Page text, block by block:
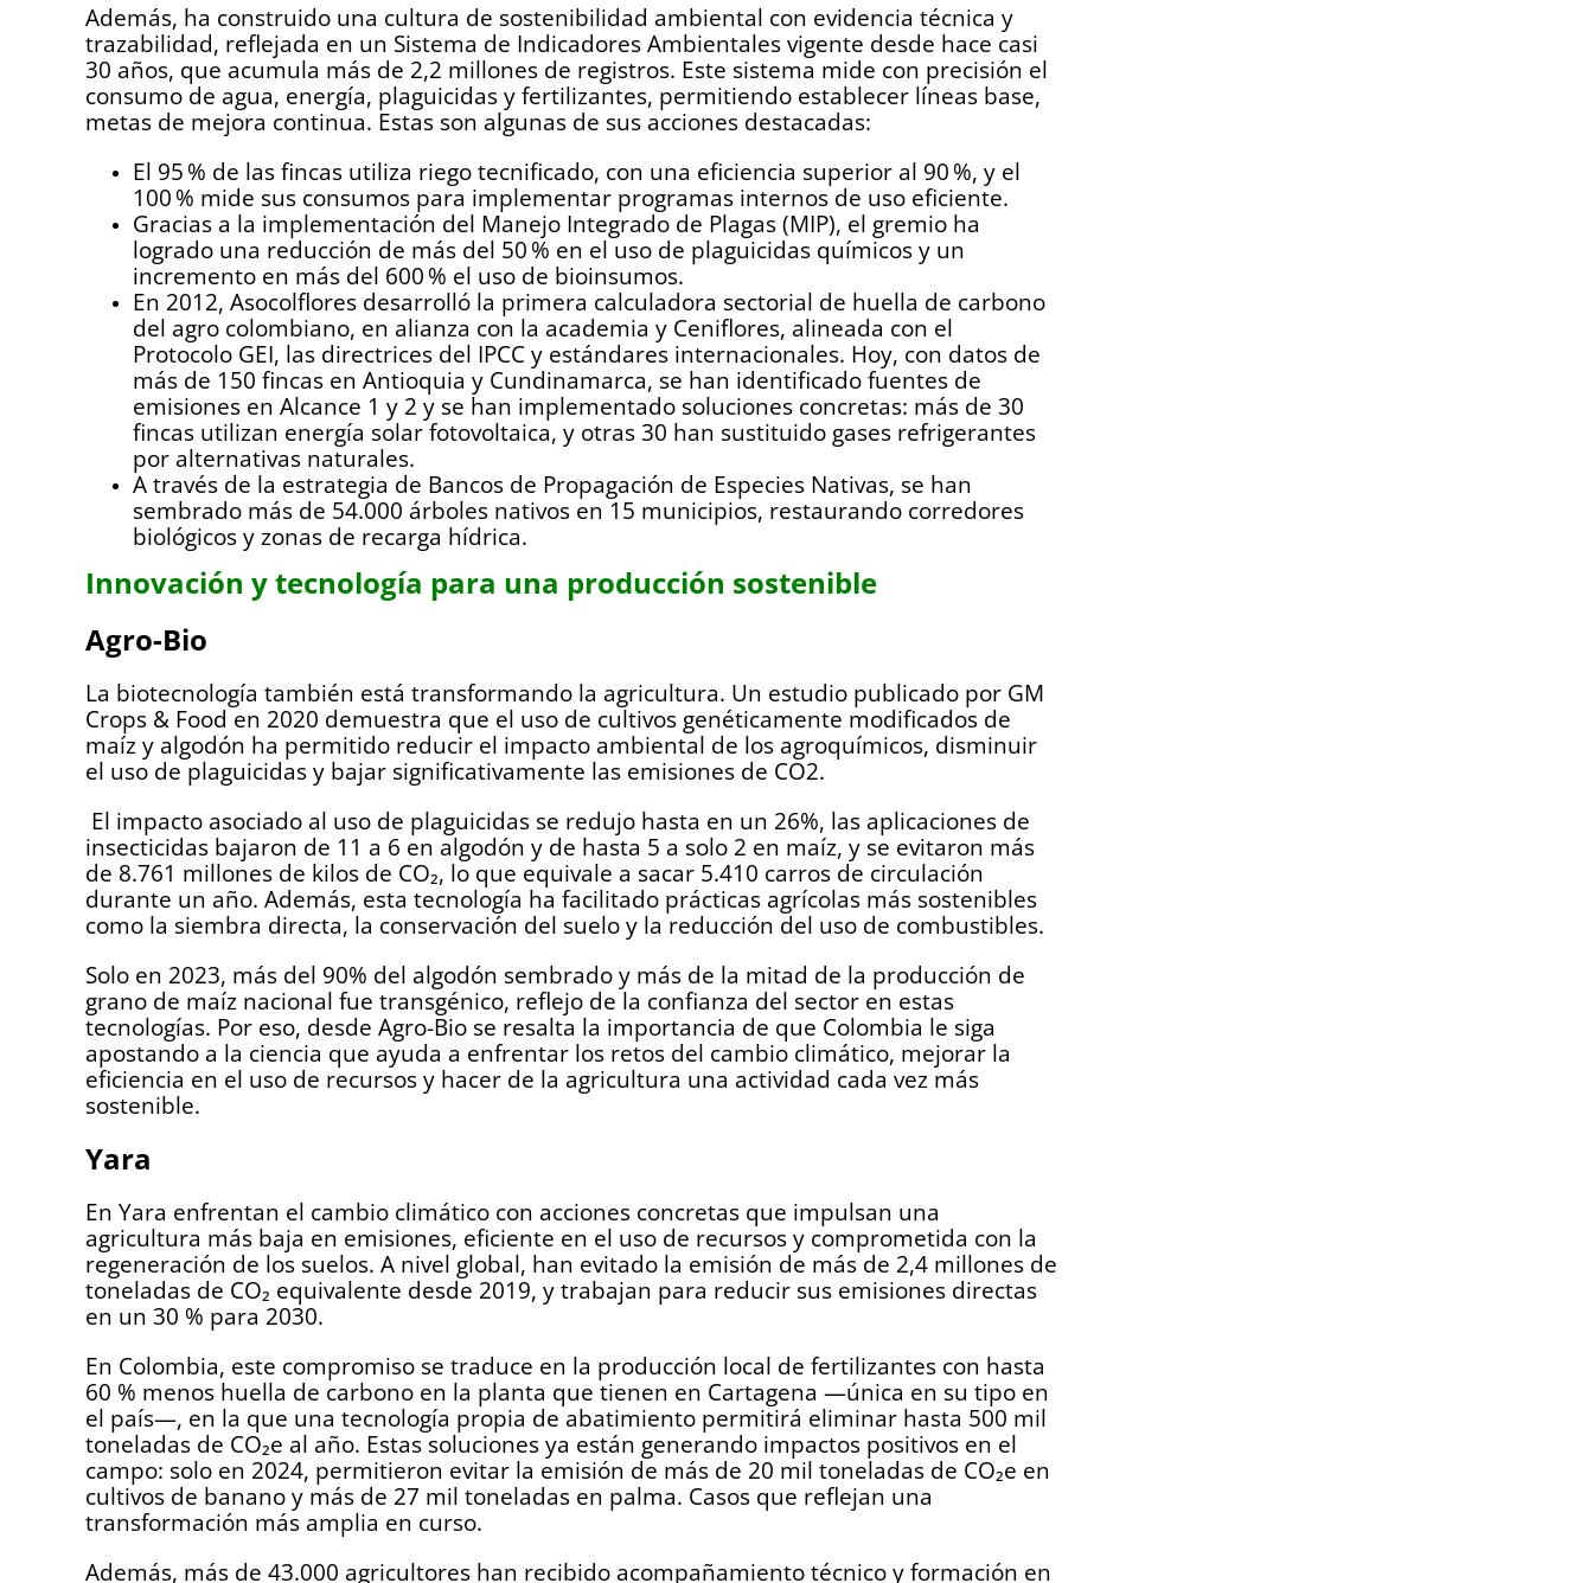
Además, ha construido una cultura de sostenibilidad ambiental con evidencia técnica y
trazabilidad, reflejada en un Sistema de Indicadores Ambientales vigente desde hace casi
30 años, que acumula más de 2,2 millones de registros. Este sistema mide con precisión el
consumo de agua, energía, plaguicidas y fertilizantes, permitiendo establecer líneas base,
metas de mejora continua. Estas son algunas de sus acciones destacadas:
El 95 % de las fincas utiliza riego tecnificado, con una eficiencia superior al 90 %, y el
100 % mide sus consumos para implementar programas internos de uso eficiente.
Gracias a la implementación del Manejo Integrado de Plagas (MIP), el gremio ha
logrado una reducción de más del 50 % en el uso de plaguicidas químicos y un
incremento en más del 600 % el uso de bioinsumos.
En 2012, Asocolflores desarrolló la primera calculadora sectorial de huella de carbono
del agro colombiano, en alianza con la academia y Ceniflores, alineada con el
Protocolo GEI, las directrices del IPCC y estándares internacionales. Hoy, con datos de
más de 150 fincas en Antioquia y Cundinamarca, se han identificado fuentes de
emisiones en Alcance 1 y 2 y se han implementado soluciones concretas: más de 30
fincas utilizan energía solar fotovoltaica, y otras 30 han sustituido gases refrigerantes
por alternativas naturales.
A través de la estrategia de Bancos de Propagación de Especies Nativas, se han
sembrado más de 54.000 árboles nativos en 15 municipios, restaurando corredores
biológicos y zonas de recarga hídrica.
Innovación y tecnología para una producción sostenible
Agro-Bio
La biotecnología también está transformando la agricultura. Un estudio publicado por GM
Crops & Food en 2020 demuestra que el uso de cultivos genéticamente modificados de
maíz y algodón ha permitido reducir el impacto ambiental de los agroquímicos, disminuir
el uso de plaguicidas y bajar significativamente las emisiones de CO2.
El impacto asociado al uso de plaguicidas se redujo hasta en un 26%, las aplicaciones de
insecticidas bajaron de 11 a 6 en algodón y de hasta 5 a solo 2 en maíz, y se evitaron más
de 8.761 millones de kilos de CO₂, lo que equivale a sacar 5.410 carros de circulación
durante un año. Además, esta tecnología ha facilitado prácticas agrícolas más sostenibles
como la siembra directa, la conservación del suelo y la reducción del uso de combustibles.
Solo en 2023, más del 90% del algodón sembrado y más de la mitad de la producción de
grano de maíz nacional fue transgénico, reflejo de la confianza del sector en estas
tecnologías. Por eso, desde Agro-Bio se resalta la importancia de que Colombia le siga
apostando a la ciencia que ayuda a enfrentar los retos del cambio climático, mejorar la
eficiencia en el uso de recursos y hacer de la agricultura una actividad cada vez más
sostenible.
Yara
En Yara enfrentan el cambio climático con acciones concretas que impulsan una
agricultura más baja en emisiones, eficiente en el uso de recursos y comprometida con la
regeneración de los suelos. A nivel global, han evitado la emisión de más de 2,4 millones de
toneladas de CO₂ equivalente desde 2019, y trabajan para reducir sus emisiones directas
en un 30 % para 2030.
En Colombia, este compromiso se traduce en la producción local de fertilizantes con hasta
60 % menos huella de carbono en la planta que tienen en Cartagena —única en su tipo en
el país—, en la que una tecnología propia de abatimiento permitirá eliminar hasta 500 mil
toneladas de CO₂e al año. Estas soluciones ya están generando impactos positivos en el
campo: solo en 2024, permitieron evitar la emisión de más de 20 mil toneladas de CO₂e en
cultivos de banano y más de 27 mil toneladas en palma. Casos que reflejan una
transformación más amplia en curso.
Además, más de 43.000 agricultores han recibido acompañamiento técnico y formación en